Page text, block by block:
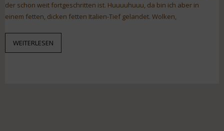
der schon weit fortgeschritten ist. Huuuuhuuu, da bin ich aber in
einem fetten, dicken fetten Italien-Tief gelandet. Wolken,
WEITERLESEN